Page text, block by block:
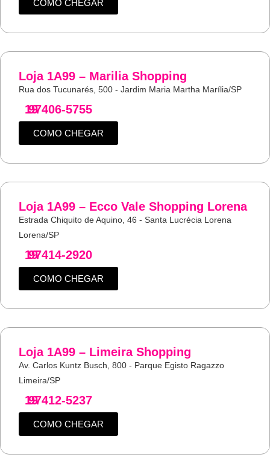
COMO CHEGAR
Loja 1A99 – Marilia Shopping
Rua dos Tucunarés, 500 - Jardim Maria Martha Marília/SP
19
97406-5755
COMO CHEGAR
Loja 1A99 – Ecco Vale Shopping Lorena
Estrada Chiquito de Aquino, 46 - Santa Lucrécia Lorena
Lorena/SP
19
97414-2920
COMO CHEGAR
Loja 1A99 – Limeira Shopping
Av. Carlos Kuntz Busch, 800 - Parque Egisto Ragazzo
Limeira/SP
19
97412-5237
COMO CHEGAR